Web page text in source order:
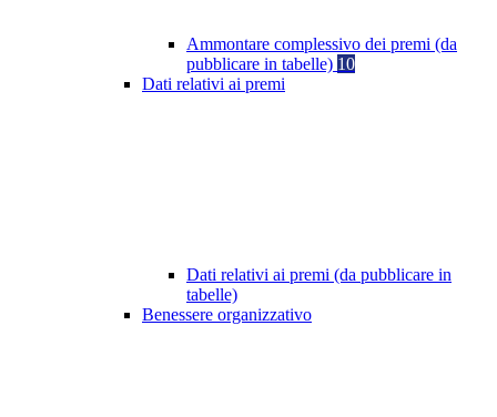
Ammontare complessivo dei premi (da
pubblicare in tabelle) 10
Dati relativi ai premi
Dati relativi ai premi (da pubblicare in
tabelle)
Benessere organizzativo